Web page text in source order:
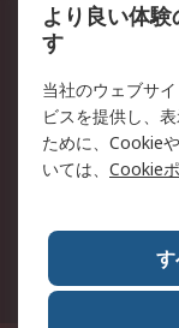
クッキーポリシ
RSについて
会社概要
プレスリリース
全世界のRS
ESGへの取り組
より良い体
す
当社のウェブサ
ビスを提供し、
ために、Cookie
いては、 Cookie